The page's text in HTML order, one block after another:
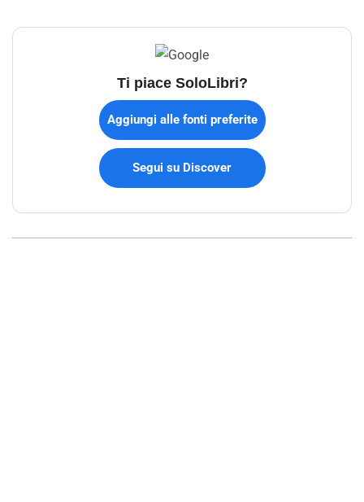
Ti piace SoloLibri?
Aggiungi alle fonti preferite
Segui su Discover